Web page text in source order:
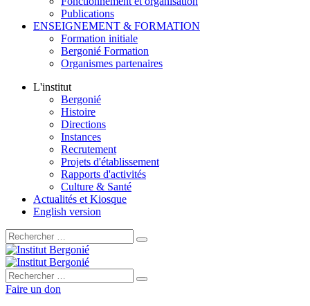
Publications
ENSEIGNEMENT & FORMATION
Formation initiale
Bergonié Formation
Organismes partenaires
L'institut
Bergonié
Histoire
Directions
Instances
Recrutement
Projets d'établissement
Rapports d'activités
Culture & Santé
Actualités et Kiosque
English version
Rechercher :
Rechercher :
Faire un don